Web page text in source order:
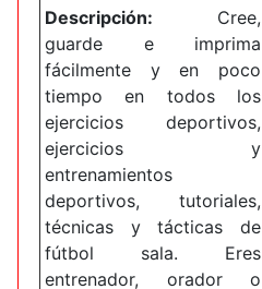
Descripción: Cree,
guarde e imprima
fácilmente y en poco
tiempo en todos los
ejercicios deportivos,
ejercicios y
entrenamientos
deportivos, tutoriales,
técnicas y tácticas de
fútbol sala.
Eres
entrenador, orador o